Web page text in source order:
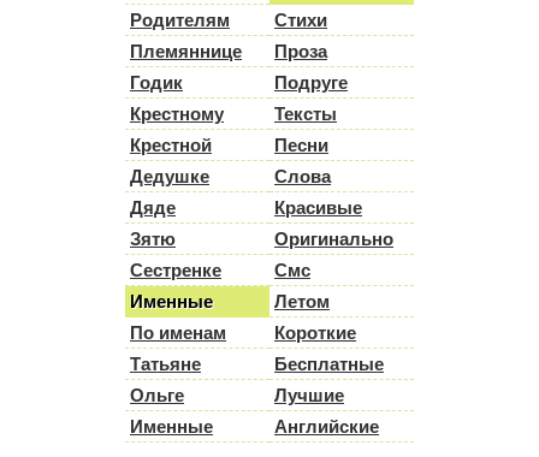
Родителям
Племяннице
Годик
Крестному
Крестной
Дедушке
Дяде
Зятю
Сестренке
Именные
По именам
Татьяне
Ольге
Именные
Стихи
Проза
Подруге
Тексты
Песни
Слова
Красивые
Оригинально
Смс
Летом
Короткие
Бесплатные
Лучшие
Английские